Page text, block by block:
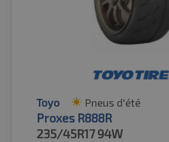
Toyo Pneus d'été
Proxes R888R
235/45R17 94W